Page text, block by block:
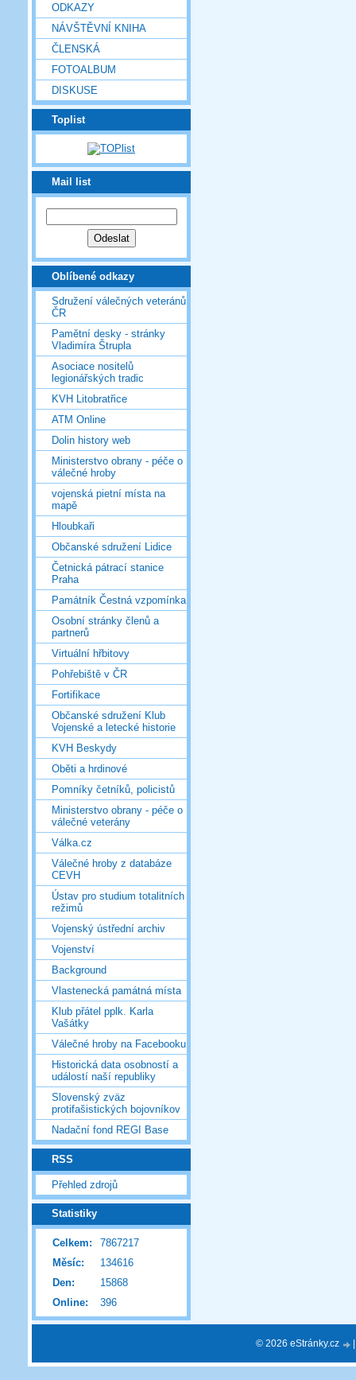
ODKAZY
NÁVŠTĚVNÍ KNIHA
ČLENSKÁ
FOTOALBUM
DISKUSE
Toplist
Mail list
Oblíbené odkazy
Sdružení válečných veteránů
ČR
Pamětní desky - stránky
Vladimíra Štrupla
Asociace nositelů
legionářských tradic
KVH Litobratřice
ATM Online
Dolin history web
Ministerstvo obrany - péče o
válečné hroby
vojenská pietní místa na
mapě
Hloubkaři
Občanské sdružení Lidice
Četnická pátrací stanice
Praha
Památník Čestná vzpomínka
Osobní stránky členů a
partnerů
Virtuální hřbitovy
Pohřebiště v ČR
Fortifikace
Občanské sdružení Klub
Vojenské a letecké historie
KVH Beskydy
Oběti a hrdinové
Pomníky četníků, policistů
Ministerstvo obrany - péče o
válečné veterány
Válka.cz
Válečné hroby z databáze
CEVH
Ústav pro studium totalitních
režimů
Vojenský ústřední archiv
Vojenství
Background
Vlastenecká památná místa
Klub přátel pplk. Karla
Vašátky
Válečné hroby na Facebooku
Historická data osobností a
událostí naší republiky
Slovenský zväz
protifašistických bojovníkov
Nadační fond REGI Base
RSS
Přehled zdrojů
Statistiky
Online: 396
Celkem:
7867217
Měsíc:
134616
Den:
15868
© 2026 eStránky.cz